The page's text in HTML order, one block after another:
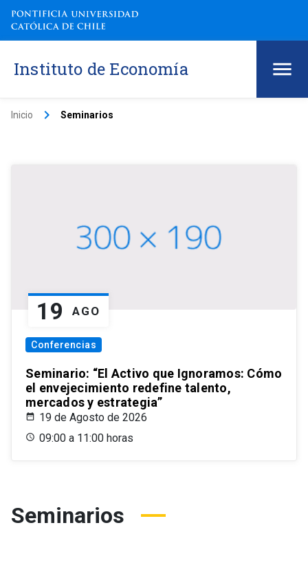
Instituto de Economía
Inicio keyboard_arrow_right Seminarios
19 AGO
Conferencias
Seminario: “El Activo que Ignoramos: Cómo
el envejecimiento redefine talento,
mercados y estrategia”
19 de Agosto de 2026
09:00 a 11:00 horas
Seminarios